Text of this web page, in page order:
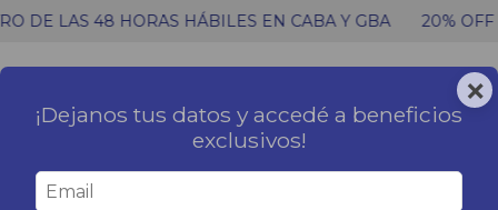
HÁBILES EN CABA Y GBA 20% OFF EN PAGO
CARRITO
0
Inicio | PACK BÓXER Y REMERAS
×
¡Dejanos tus datos y accedé a beneficios
exclusivos!